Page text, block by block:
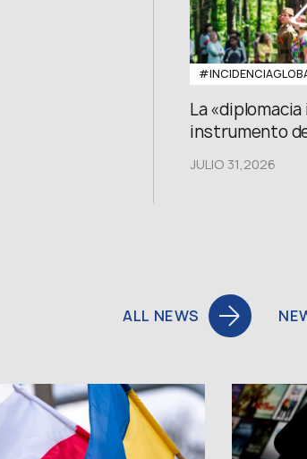
La
instrumento
JULIO 31,2026
ALL NEWS